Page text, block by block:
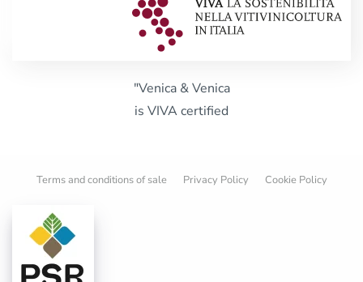
"Venica & Venica
is VIVA certified
Terms and conditions of sale Privacy Policy Cookie Policy